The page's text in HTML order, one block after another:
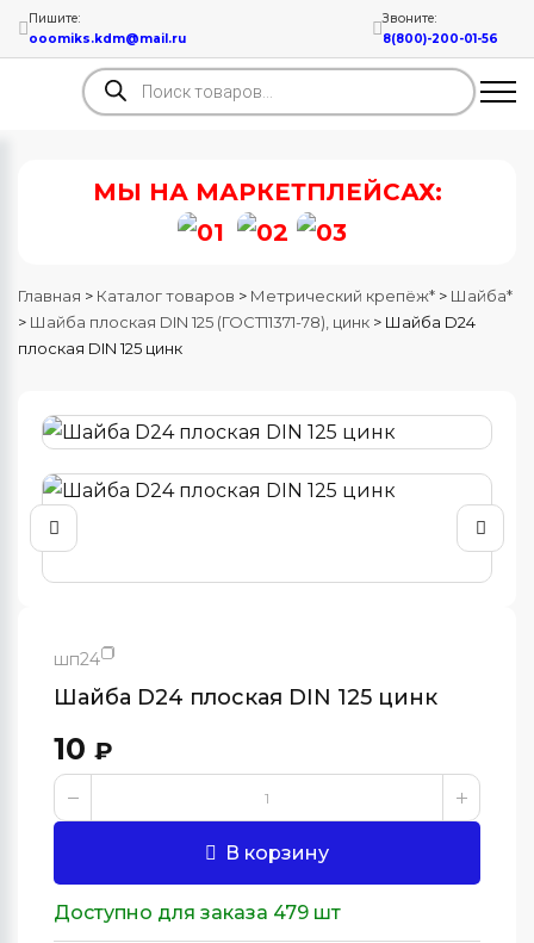
Пишите:
ooomiks.kdm@mail.ru
Звоните:
8(800)-200-01-56
Поиск
товаров
МЫ НА МАРКЕТПЛЕЙСАХ:
Главная > Каталог товаров > Метрический крепёж* > Шайба*
> Шайба плоская DIN 125 (ГОСТ11371-78), цинк > Шайба D24
плоская DIN 125 цинк
шп24
Шайба D24 плоская DIN 125 цинк
10 ₽
В корзину
Доступно для заказа 479 шт